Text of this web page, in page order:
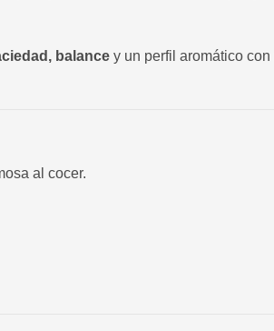
balance y un perfil aromático con
al cocer.